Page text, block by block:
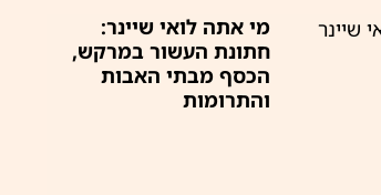
מי אתה לואי שיינר:
חתונת העשור במרקש,
הכסף מבתי האבות
והתרומות